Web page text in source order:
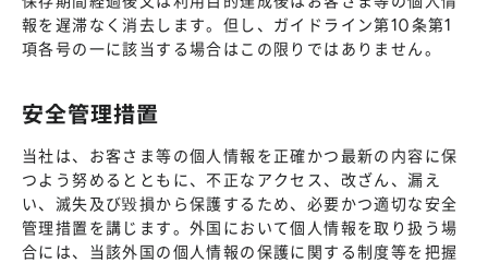
報を遅滞なく消去します。但し、ガイドライン第10条第1
項各号の一に該当する場合はこの限りではありません。
安全管理措置
当社は、お客さま等の個人情報を正確かつ最新の内容に保
つよう努めるとともに、不正なアクセス、改ざん、漏え
い、滅失及び毀損から保護するため、必要かつ適切な安全
管理措置を講じます。外国において個人情報を取り扱う場
合には、当該外国の個人情報の保護に関する制度等を把握